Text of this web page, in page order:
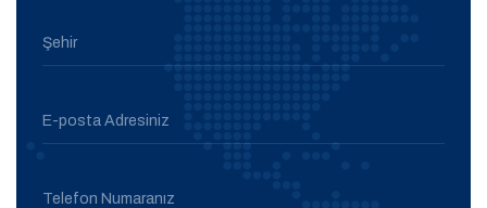
Şehir
E-posta Adresiniz
Telefon Numaranız